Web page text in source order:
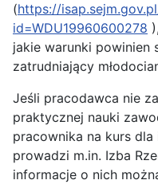
(https://
id=WDU19960600278
jakie warunki powinien
zatrudniający
Jeśli pracodawca nie
praktycznej nauki
pracownika na kurs
prowadzi m.in. Izba
informacje o nich